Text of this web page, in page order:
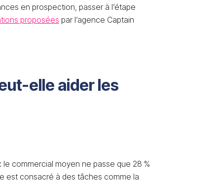
en prospection, passer à l’étape
proposées par l’agence Captain
elle aider les
commercial moyen ne passe que 28 %
est consacré à des tâches comme la